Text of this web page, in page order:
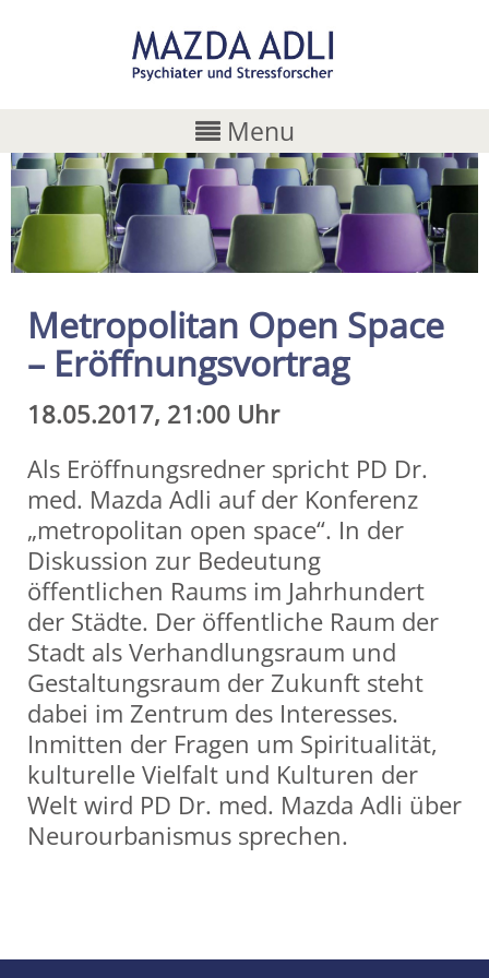
Menu
Metropolitan Open Space
– Eröffnungsvortrag
18.05.2017, 21:00 Uhr
Als Eröffnungsredner spricht PD Dr.
med. Mazda Adli auf der Konferenz
„metropolitan open space“. In der
Diskussion zur Bedeutung
öffentlichen Raums im Jahrhundert
der Städte. Der öffentliche Raum der
Stadt als Verhandlungsraum und
Gestaltungsraum der Zukunft steht
dabei im Zentrum des Interesses.
Inmitten der Fragen um Spiritualität,
kulturelle Vielfalt und Kulturen der
Welt wird PD Dr. med. Mazda Adli über
Neurourbanismus sprechen.